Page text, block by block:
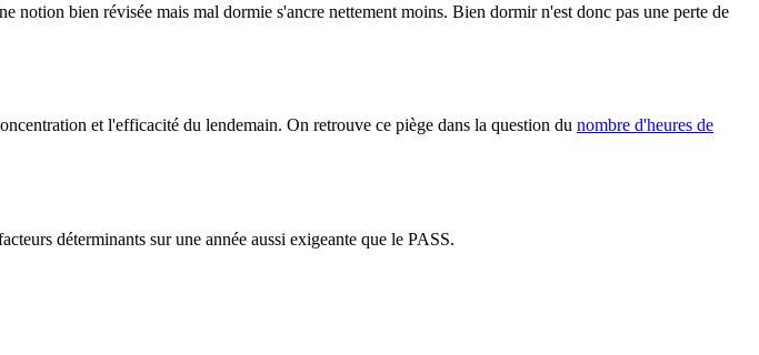
notion bien révisée mais mal dormie s'ancre nettement moins. Bien dormir n'est donc pas une perte de
et l'efficacité du lendemain. On retrouve ce piège dans la question du nombre d'heures de
déterminants sur une année aussi exigeante que le PASS.